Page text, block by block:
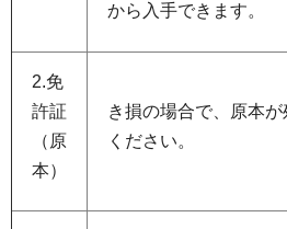
から入手できます。
2.免
許証
（原
本）
き損の場合で、原本
ください。